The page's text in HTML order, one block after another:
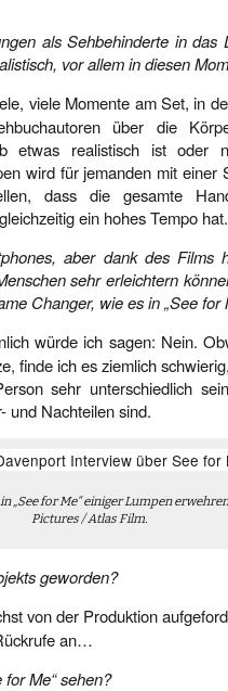
als Sehbehinderte in das
vor allem in diesen
viele Momente am Set, in
über die
etwas realistisch ist oder
wird für jemanden mit einer
dass die gesamte
ein hohes Tempo hat.
aber dank des Films
sehr erleichtern
Changer, wie es in „See for
würde ich sagen: Nein.
finde ich es ziemlich
sehr unterschiedlich
und Nachteilen sind.
„See for Me“ einiger Lumpen
Pictures / Atlas Film.
geworden?
von der Produktion
an…
Me“ sehen?